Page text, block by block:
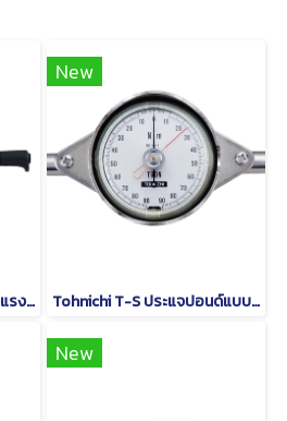
Tohnichi CEM3-P - ประแจแรงบิดดิจิตอลชนิดหัวเปลี่ยนได้
New
Tohnichi T-S ประแจปอนด์แบบหน้าปัดชนิดด้ามจับรูปตัว T
New